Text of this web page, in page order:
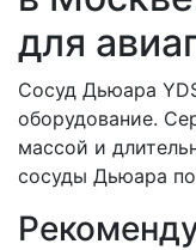
для
Сосуд Дьюара
оборудование.
массой и
сосуды Дьюара